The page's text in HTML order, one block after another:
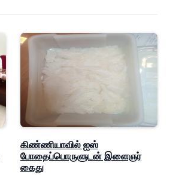
கிண்ணியாவில் ஐஸ்
போதைப்பொருளுடன் இளைஞர்
கைது